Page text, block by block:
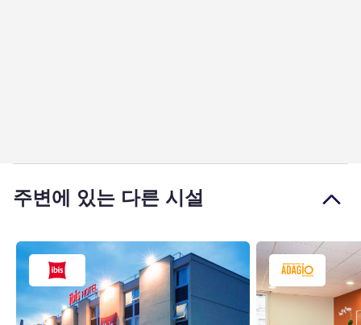
주변에 있는 다른 시설